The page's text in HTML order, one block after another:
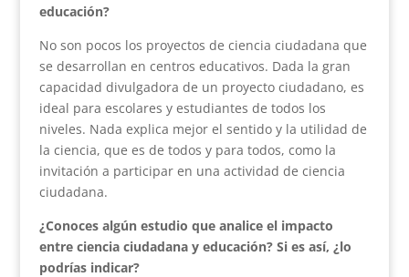
educación?
No son pocos los proyectos de ciencia ciudadana que
se desarrollan en centros educativos. Dada la gran
capacidad divulgadora de un proyecto ciudadano, es
ideal para escolares y estudiantes de todos los
niveles. Nada explica mejor el sentido y la utilidad de
la ciencia, que es de todos y para todos, como la
invitación a participar en una actividad de ciencia
ciudadana.
¿Conoces algún estudio que analice el impacto
entre ciencia ciudadana y educación? Si es así, ¿lo
podrías indicar?